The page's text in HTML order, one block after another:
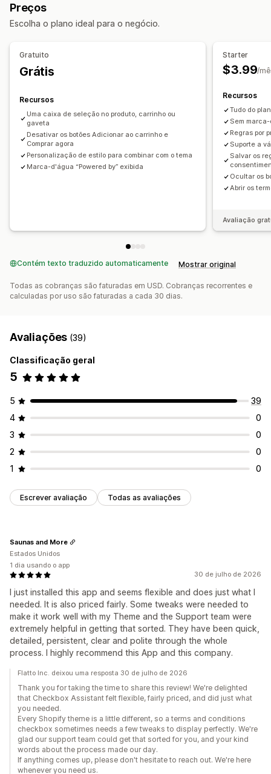
Gestão de políticas
Preços
Escolha o plano ideal para o negócio.
Gratuito
Grátis
Recursos
Uma caixa de seleção no produto, carrinho ou
gaveta
Desativar os botões Adicionar ao carrinho e
Comprar agora
Personalização de estilo para combinar com o tema
Marca-d'água “Powered by” exibida
Starter
$3.99/
Recursos
Tudo do
Sem marca-
Regras por
Suporte a
Salvar os
Ocultar os
Abrir os
Avaliação
Contém texto traduzido automaticamente Mostrar original
Todas as cobranças são faturadas em USD. Cobranças recorrentes e
calculadas por uso são faturadas a cada 30 dias.
Avaliações (39)
Classificação geral
5
5
39
4
0
3
0
2
0
1
0
Escrever avaliação Todas as avaliações
30 de julho de 2026
I just installed this app and seems flexible and does just what I
needed. It is also priced fairly. Some tweaks were needed to
make it work well with my Theme and the Support team were
extremely helpful in getting that sorted. They have been quick,
detailed, persistent, clear and polite through the whole
process. I highly recommend this App and this company.
Saunas and More
Estados Unidos
1 dia usando o app
Flatto Inc. deixou uma resposta 30 de julho de 2026
Thank you for taking the time to share this review! We're delighted
that Checkbox Assistant felt flexible, fairly priced, and did just what
you needed.
Every Shopify theme is a little different, so a terms and conditions
checkbox sometimes needs a few tweaks to display perfectly. We're
glad our support team could get that sorted for you, and your kind
words about the process made our day.
If anything comes up, please don't hesitate to reach out. We're here
whenever you need us.